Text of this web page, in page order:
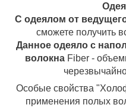
С одеялом от
сможете получить
Данное одеяло с
волокна Fiber -
Особые свойства
применения полых